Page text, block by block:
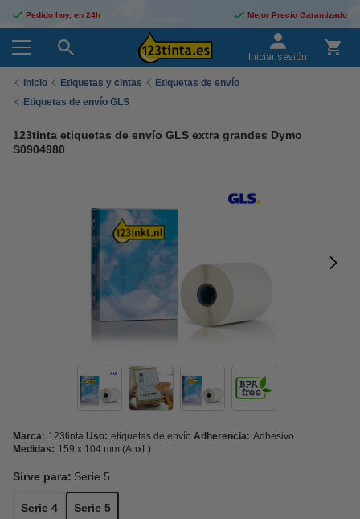
Pedido hoy, en 24h Mejor Precio Garantizado
Iniciar sesión
Inicio Etiquetas y cintas
Etiquetas de envío
Etiquetas de envío GLS
123tinta etiquetas de envío GLS extra grandes Dymo
S0904980
Marca: 123tinta Uso: etiquetas de envío Adherencia: Adhesivo
Medidas: 159 x 104 mm (AnxL)
Sirve para: Serie 5
Serie 4 Serie 5